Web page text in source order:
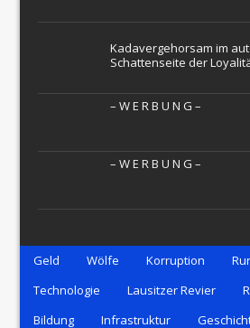
Kadavergehorsam im
Schattenseite der
– W Ε R Β U Ν G –
– W Ε R Β U Ν G –
Geld Wölfe Korruption
Technologie
Lausitzer Revier
Bildung
Infrastruktur